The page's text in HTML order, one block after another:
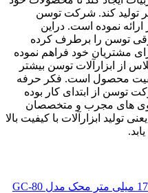
تولید کند. شرکت توسن
ارائه نموده است. دراین
توسن را برطرف کرده
مشتریان خود فراهم نموده
از ابزارآلات توسن بیشتر
محصول است. فکر حرفه
توسن از ابتدای کار بوده
های مجرب و متخصصان
ابزارآلات با کیفیت بالا